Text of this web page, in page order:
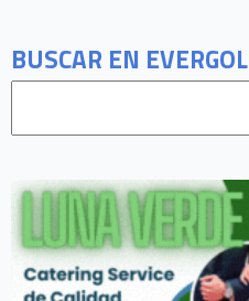
BUSCAR EN EVERGOL